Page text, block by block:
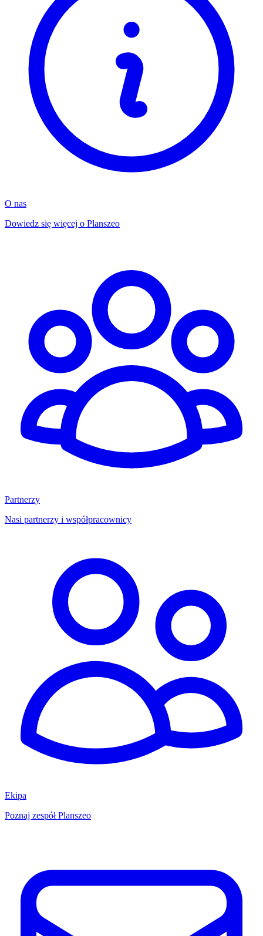
O nas
Dowiedz się więcej o Planszeo
Partnerzy
Nasi partnerzy i współpracownicy
Ekipa
Poznaj zespół Planszeo